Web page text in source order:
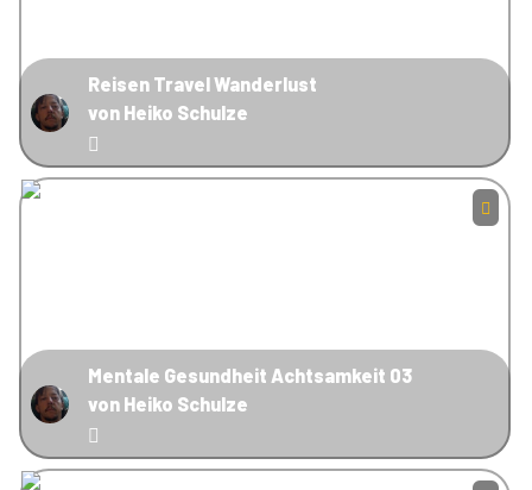
Reisen Travel Wanderlust
von Heiko Schulze
Mentale Gesundheit Achtsamkeit 03
von Heiko Schulze